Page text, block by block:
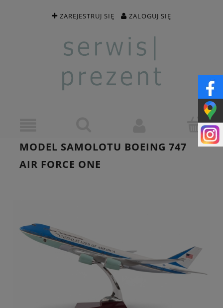
ZAREJESTRUJ SIĘ ZALOGUJ SIĘ
MODEL SAMOLOTU BOEING 747
AIR FORCE ONE